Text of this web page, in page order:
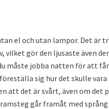
el och utan lampor. Det är
gör den ljusaste även
måste jobba natten för att
sig hur det skulle
att det är svårt, även om det
går framåt med